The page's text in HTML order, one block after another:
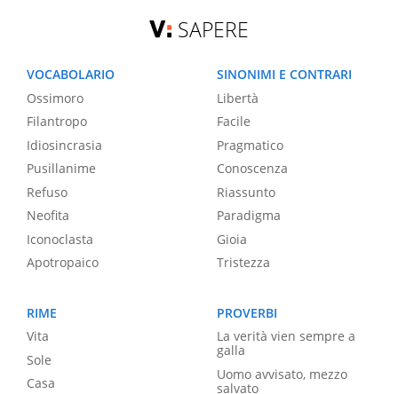
SAPERE
VOCABOLARIO
Ossimoro
Filantropo
Idiosincrasia
Pusillanime
Refuso
Neofita
Iconoclasta
Apotropaico
SINONIMI E CONTRARI
Libertà
Facile
Pragmatico
Conoscenza
Riassunto
Paradigma
Gioia
Tristezza
RIME
Vita
Sole
Casa
PROVERBI
La verità vien sempre a
galla
Uomo avvisato, mezzo
salvato